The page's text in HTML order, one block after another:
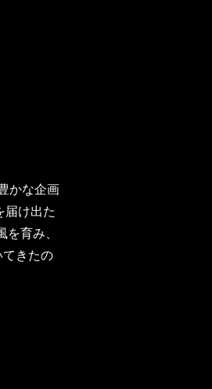
かな企画
届け出た
育み、
きたの